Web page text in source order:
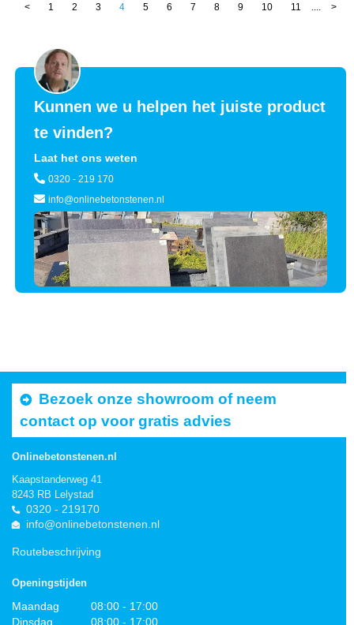
< 1 2 3 4 5 6 7 8 9 10 11 .... >
Kunnen we u helpen het juiste product
te vinden?
Laat het ons weten
0320 - 219 170
info@onlinebetonstenen.nl
Bezoek onze showroom of neem
contact op voor gratis advies
Onlinebetonstenen.nl
Kaapstanderweg 41
8243 RB Lelystad
0320 - 219170
info@onlinebetonstenen.nl
Routebeschrijving
Openingstijden
Maandag
08:00 - 17:00
Dinsdag
08:00 - 17:00